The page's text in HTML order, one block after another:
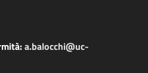
a.balocchi@uc-